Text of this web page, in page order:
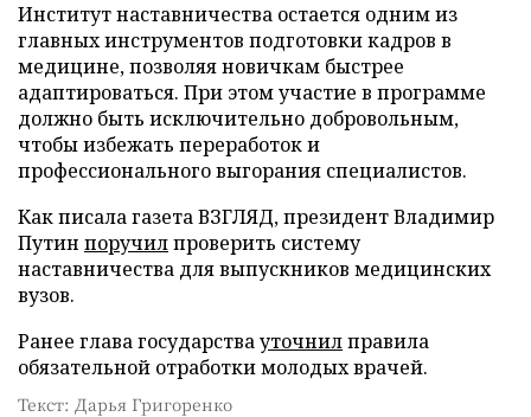
Институт наставничества остается одним из
главных инструментов подготовки кадров в
медицине, позволяя новичкам быстрее
адаптироваться. При этом участие в программе
должно быть исключительно добровольным,
чтобы избежать переработок и
профессионального выгорания специалистов.
Как писала газета ВЗГЛЯД, президент Владимир
Путин поручилпроверить систему
наставничества для выпускников медицинских
вузов.
Ранее глава государствауточнилправила
обязательной отработки молодых врачей.
Текст: Дарья Григоренко